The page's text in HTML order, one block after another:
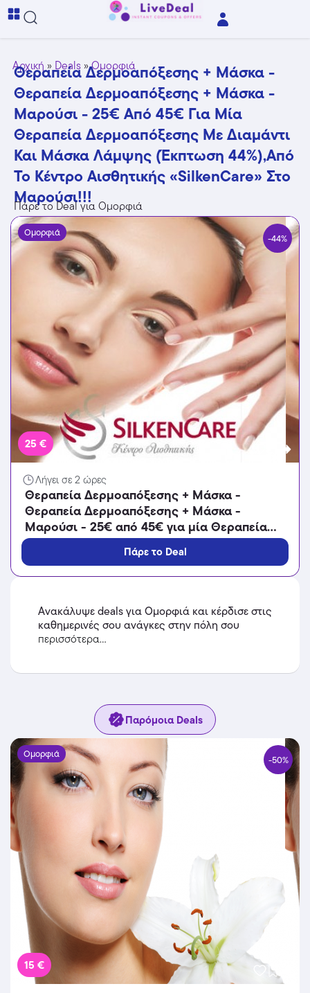
Αρχική » Deals »Ομορφιά
Θεραπεία Δερμοαπόξεσης + Μάσκα -
Θεραπεία Δερμοαπόξεσης + Μάσκα -
Μαρούσι - 25€ Από 45€ Για Μία
Θεραπεία Δερμοαπόξεσης Με Διαμάντι
Και Μάσκα Λάμψης (Έκπτωση 44%),από
Το Κέντρο Αισθητικής «SilkenCare» Στο
Μαρούσι!!!
Πάρε το Deal για Ομορφιά
Ομορφιά -44%
25 €
Λήγει σε 2 ώρες
Θεραπεία Δερμοαπόξεσης + Μάσκα -
Θεραπεία Δερμοαπόξεσης + Μάσκα -
Μαρούσι - 25€ από 45€ για μία Θεραπεία
Δερμοαπόξεσης με Διαμάντι και Μάσκα
λάμψης (Έκπτωση 44%),από το κέντρο
αισθητικής «SilkenCare» στο Μαρούσι!!!
Πάρε το Deal
Ανακάλυψε deals για Ομορφιά και κέρδισε στις
καθημερινές σου ανάγκες στην πόλη σου
περισσότερα...
Παρόμοια Deals
Ομορφιά -50%
15 €